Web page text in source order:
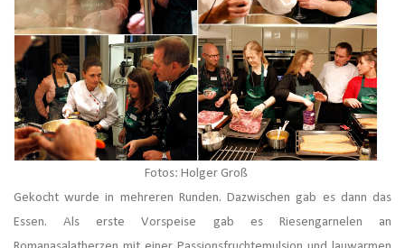
Fotos: Holger Groß
Gekocht wurde in mehreren Runden. Dazwischen gab es dann das
Essen. Als erste Vorspeise gab es Riesengarnelen an